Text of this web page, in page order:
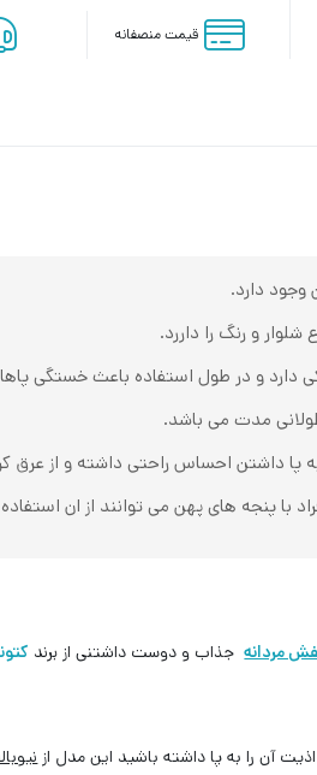
قیمت منصفانه
دارد.
و رنگ را داررد.
دارد و در طول استفاده باعث خستگی
مدت می باشد.
پا داشتن احساس راحتی داشته و از عرق
پنجه های پهن می توانند از ان
مردانهجذاب و دوست داشتنی از برند
آن را به پا داشته باشید این مدل از